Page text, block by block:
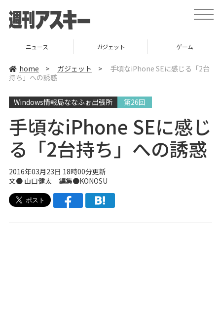
t
o
a
v
n
ニュース ガジェット ゲーム
home > ガジェット >
手頃なiPhone SEに感じる「2台
持ち」への誘惑
Windows情報局ななふぉ出張所 第26回
手頃なiPhone SEに感じ
る「2台持ち」への誘惑
2016年03月23日 18時00分更新
文● 山口健太編集●KONOSU